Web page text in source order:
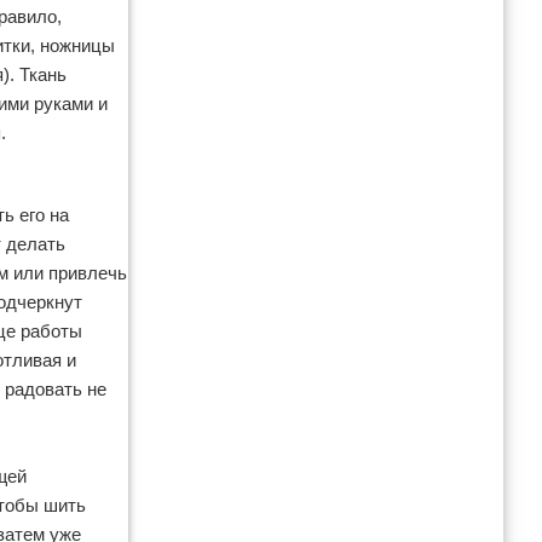
ножницы
Ткань
руками и
его на
делать
или привлечь
работы
и
не
шить
уже